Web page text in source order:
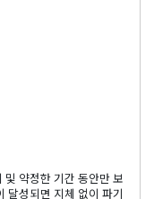
약정한 기간 동안만 보
달성되면 지체 없이 파기